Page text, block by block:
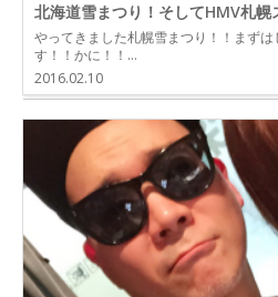
北海道雪まつり！そしてHMV札幌
やってきました札幌雪まつり！！まず
す！！かに！！…
2016.02.10